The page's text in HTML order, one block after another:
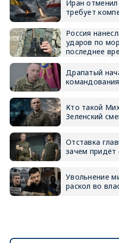
Иран
требует
Россия
ударов по
последнее
Драпатый
командования
Кто такой
Зеленский
Отставка
зачем придёт
Увольнение
раскол во